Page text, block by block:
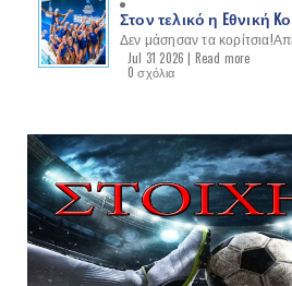
Στον τελικό η Eθνική
Δεν μάσησαν τα
Jul 31 2026 | Read more
0 σχόλια